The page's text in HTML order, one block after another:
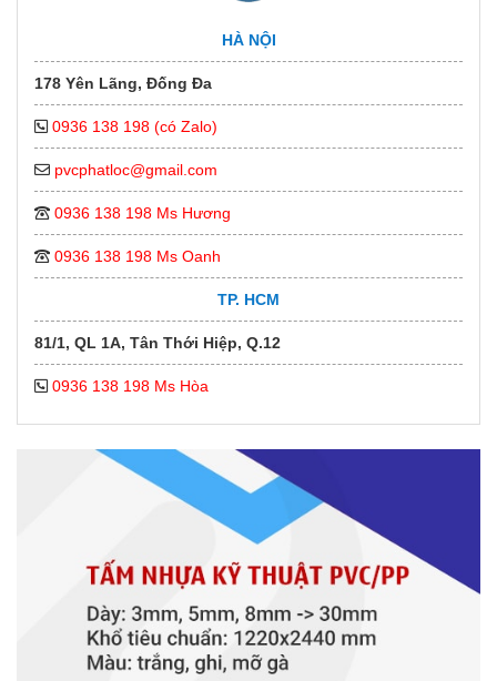
HÀ NỘI
178 Yên Lãng, Đống Đa
0936 138 198 (có Zalo)
pvcphatloc@gmail.com
0936 138 198 Ms Hương
0936 138 198 Ms Oanh
TP. HCM
81/1, QL 1A, Tân Thới Hiệp, Q.12
0936 138 198 Ms Hòa